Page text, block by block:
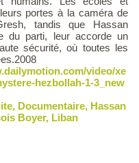
portes à la caméra de
tandis que Hassan
du parti, leur accorde un
sécurité, où toutes les
video/xe
hezbollah-1-3_new
, Documentaire, Hassan
Boyer, Liban